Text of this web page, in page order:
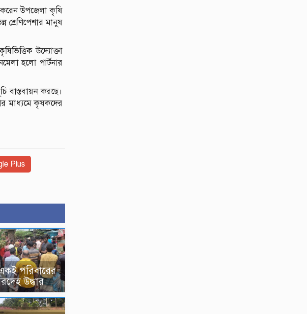
করেন উপজেলা কৃষি
শ্রেণিপেশার মানুষ
উদ্যোক্তা
হলো পার্টনার
বাস্তবায়ন করছে।
মাধ্যমে কৃষকদের
Plus
পরিবারের
উদ্ধার